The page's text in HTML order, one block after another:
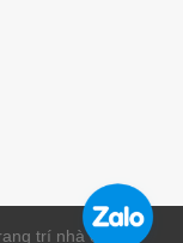
trí nhà cửa